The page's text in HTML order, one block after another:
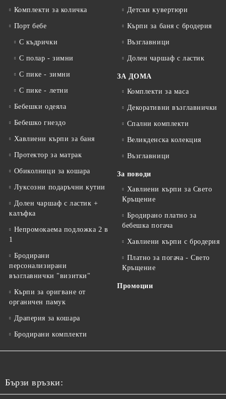
Комплекти за количка
Порт бебе
С къдрички
С полар - зимни
С пике - зимни
С пике - летни
Бебешки одеяла
Бебешко гнездо
Хавлиени кърпи за баня
Протектор за матрак
Обиколници за кошара
Луксозни подаръчни кутии
Долен чаршаф с ластик +
калъфка
Непромокаема подложка 2 в
1
Бродирани
персонализирани
възглавнички "визитки"
Кърпи за оригване от
органичен памук
Драперия за кошара
Бродирани комплекти
Детски кувертюри
Кърпи за баня с бродерия
Възглавници
Долен чаршаф с ластик
ЗА ДОМА
Комплекти за маса
Декоративни възглавнички
Спални комплекти
Великденска колекция
Възглавници
За поводи
Хавлиени кърпи за Свето
Кръщение
Бродирано платно за
бебешка погача
Хавлиени кърпи с бродерия
Платно за погача - Свето
Кръщение
Промоции
Бързи връзки: